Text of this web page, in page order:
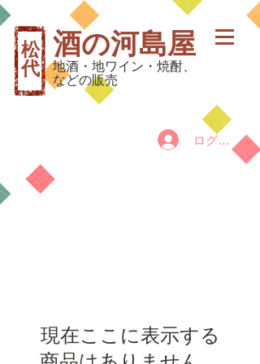
松
代
酒の河島屋
地酒・地ワイン・焼酎、
などの販売
ログイン
現在ここに表示する